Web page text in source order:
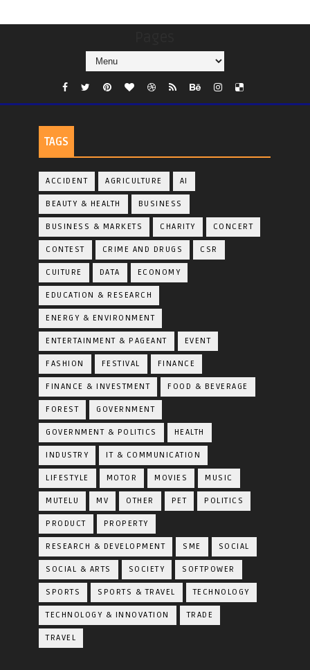
TAGS
ACCIDENT AGRICULTURE AI
BEAUTY & HEALTH BUSINESS
BUSINESS & MARKETS CHARITY CONCERT
CONTEST CRIME AND DRUGS CSR
CUITURE DATA ECONOMY
EDUCATION & RESEARCH
ENERGY & ENVIRONMENT
ENTERTAINMENT & PAGEANT EVENT
FASHION FESTIVAL FINANCE
FINANCE & INVESTMENT FOOD & BEVERAGE
FOREST GOVERNMENT
GOVERNMENT & POLITICS HEALTH
INDUSTRY IT & COMMUNICATION
LIFESTYLE MOTOR MOVIES MUSIC
MUTELU MV OTHER PET POLITICS
PRODUCT PROPERTY
RESEARCH & DEVELOPMENT SME SOCIAL
SOCIAL & ARTS SOCIETY SOFTPOWER
SPORTS SPORTS & TRAVEL TECHNOLOGY
TECHNOLOGY & INNOVATION TRADE
TRAVEL